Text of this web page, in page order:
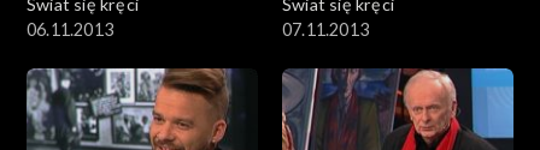
Świat się kręci
06.11.2013
Świat się kręci
07.11.2013